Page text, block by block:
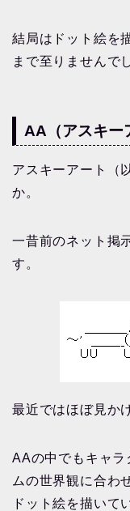
結局はドット絵を
まで至りませんで
AA（アスキー
アスキーアート（
か。
一昔前のネット掲
す。
最近ではほぼ見か
AAの中でもキャラ
ムの世界観に合わ
ドット絵を描いて